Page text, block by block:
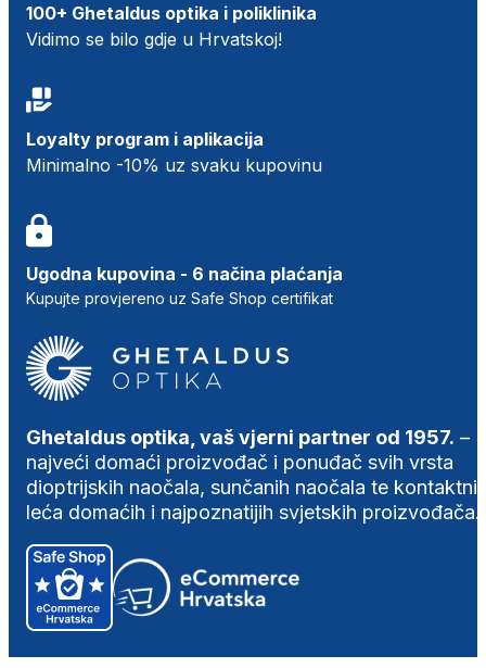
100+ Ghetaldus optika i poliklinika
Vidimo se bilo gdje u Hrvatskoj!
Loyalty program i aplikacija
Minimalno -10% uz svaku kupovinu
Ugodna kupovina - 6 načina plaćanja
Kupujte provjereno uz Safe Shop certifikat
Ghetaldus optika, vaš vjerni partner od 1957. –
najveći domaći proizvođač i ponuđač svih vrsta
dioptrijskih naočala, sunčanih naočala te
leća domaćih i najpoznatijih svjetskih proizvođača.